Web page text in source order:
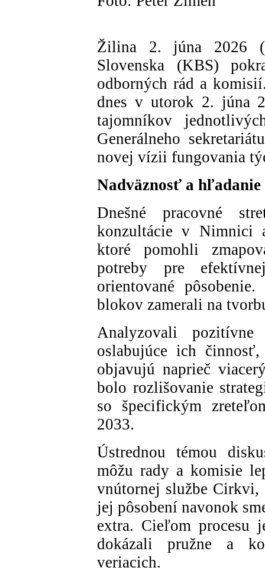
Žilina 2. júna 2026
Slovenska (KBS)
odborných rád a
dnes v utorok 2. júna
tajomníkov
Generálneho
novej vízii fungovania
Nadväznosť a hľadanie
Dnešné pracovné
konzultácie v Nimnici
ktoré pomohli
potreby pre
orientované
blokov zamerali na
Analyzovali
oslabujúce ich
objavujú naprieč
bolo rozlišovanie
so špecifickým
2033.
Ústrednou témou
môžu rady a komisie
vnútornej službe Cirkvi,
jej pôsobení navonok
extra. Cieľom procesu
dokázali pružne a
veriacich.